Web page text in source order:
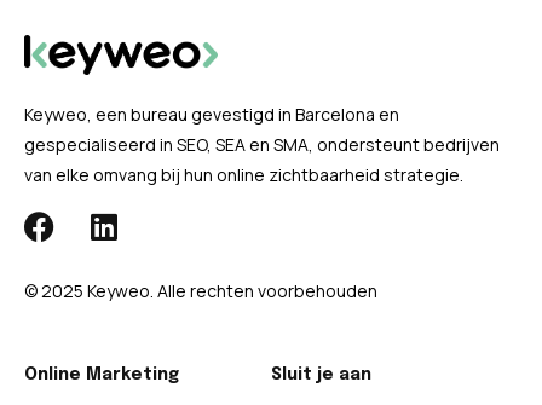
Keyweo, een bureau gevestigd in Barcelona en
gespecialiseerd in SEO, SEA en SMA, ondersteunt bedrijven
van elke omvang bij hun online zichtbaarheid strategie.
© 2025 Keyweo. Alle rechten voorbehouden
Online Marketing Sluit je aan